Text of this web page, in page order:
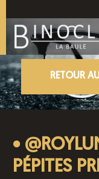
RETOUR
•
PÉPITES